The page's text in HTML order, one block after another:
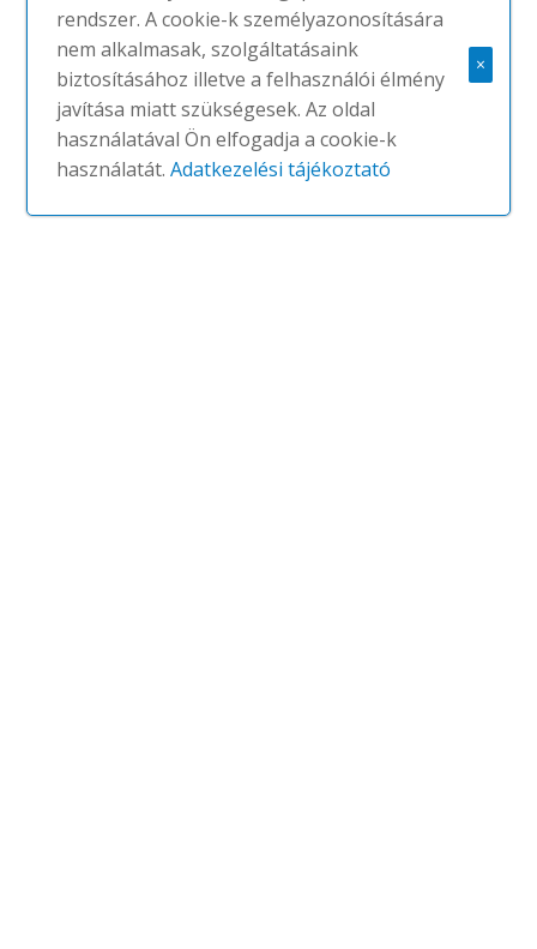
Oracle
TRUE DESIGN
rendszer. A cookie-k személyazonosítására
nem alkalmasak, szolgáltatásaink
biztosításához illetve a felhasználói élmény
javítása miatt szükségesek. Az oldal
használatával Ön elfogadja a cookie-k
használatát.Adatkezelési tájékoztató
×